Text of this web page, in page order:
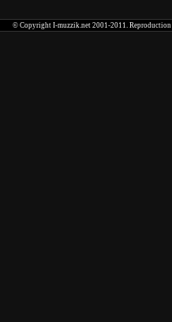
© Copyright I-muzzik.net 2001-2011. Reproduction